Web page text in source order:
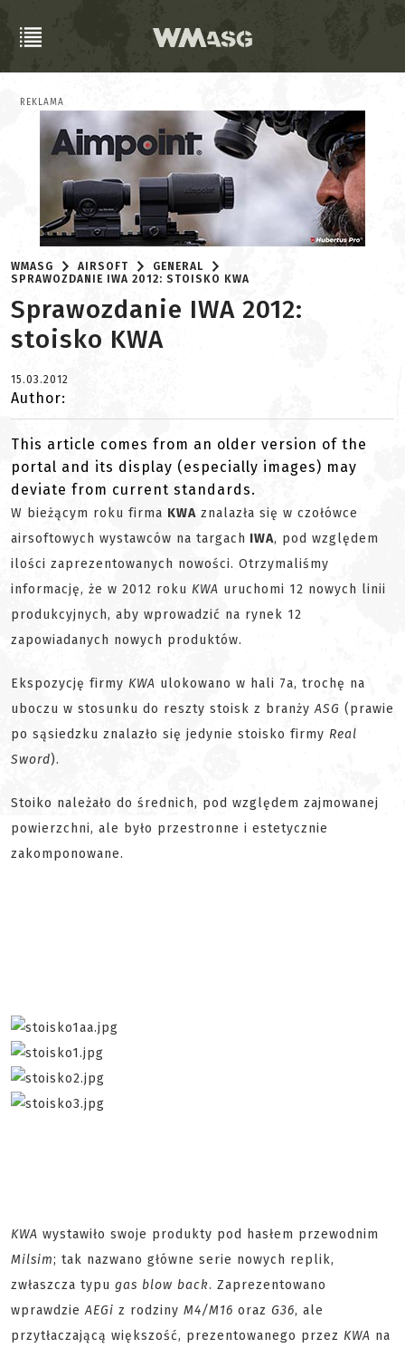
REKLAMA
WMASG AIRSOFT
GENERAL
SPRAWOZDANIE IWA 2012: STOISKO KWA
Sprawozdanie IWA 2012:
stoisko KWA
15.03.2012
Author:
This article comes from an older version of the
portal and its display (especially images) may
deviate from current standards.
W bieżącym roku firma KWA znalazła się w czołówce
airsoftowych wystawców na targach IWA, pod względem
ilości zaprezentowanych nowości. Otrzymaliśmy
informację, że w 2012 roku KWA uruchomi 12 nowych linii
produkcyjnych, aby wprowadzić na rynek 12
zapowiadanych nowych produktów.
Ekspozycję firmy KWA ulokowano w hali 7a, trochę na
uboczu w stosunku do reszty stoisk z branży ASG (prawie
po sąsiedzku znalazło się jedynie stoisko firmy Real
Sword).
Stoiko należało do średnich, pod względem zajmowanej
powierzchni, ale było przestronne i estetycznie
zakomponowane.
KWA wystawiło swoje produkty pod hasłem przewodnim
Milsim; tak nazwano główne serie nowych replik,
zwłaszcza typu gas blow back. Zaprezentowano
wprawdzie AEGi z rodziny M4/M16 oraz G36, ale
przytłaczającą większość, prezentowanego przez KWA na